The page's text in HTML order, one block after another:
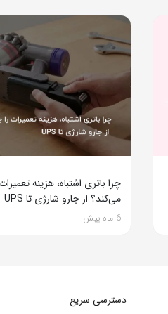
چرا باتری اشتباه، هزینه
می‌کند؟ از جارو شارژی تا UPS
6 ماه پیش
دسترسی سریع